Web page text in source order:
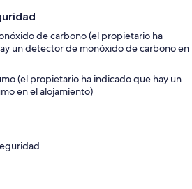
de carbono (el propietario ha
un detector de monóxido de carbono en
(el propietario ha indicado que hay un
en el alojamiento)